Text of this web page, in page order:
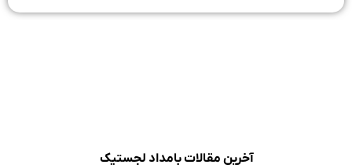
آخرین مقالات بامداد لجستیک